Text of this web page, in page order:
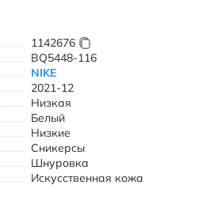
вставками создает
подходящий как для
обеспечивающей
Амортизирующая подошва с
отличное сцепление и
Кеды подойдут для прогулок,
активностей.
комфорт в течение
обувь универсальной для
для детей в возрасте
1142676
BQ5448-116
NIKE
2021-12
Низкая
Белый
Низкие
Сникерсы
Шнуровка
Искусственная кожа